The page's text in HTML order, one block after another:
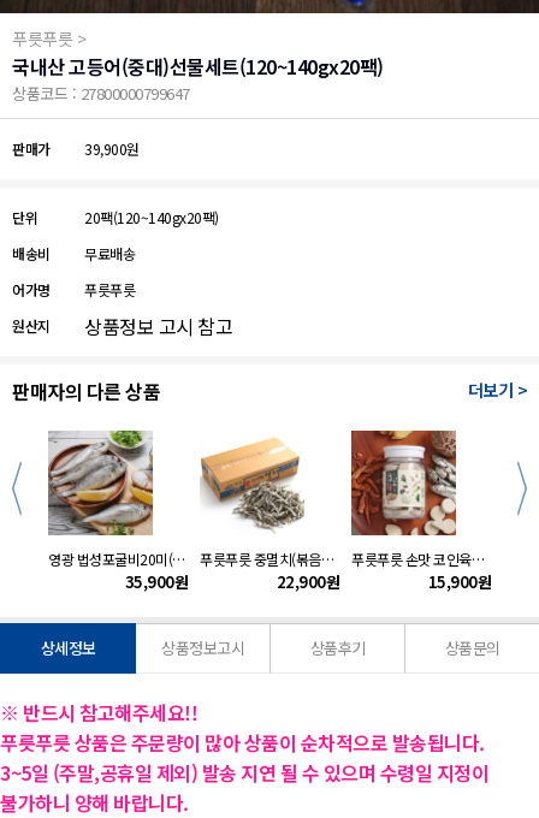
푸릇푸릇 >
국내산 고등어(중대)선물세트(120~140gx20팩)
상품코드 : 27800000799647
판매가 39,900원
단위
20팩(120~140gx20팩)
배송비
무료배송
어가명
푸릇푸릇
원산지
상품정보 고시 참고
판매자의 다른 상품
영광 법성포굴비20미(1.2kg내외)
35,900원
푸릇푸릇 중멸치(볶음용)1.5kg
22,900원
푸릇푸릇 손맛 코인육수1병(148g/4gx37정)
15,900원
더보기 >
상세정보 상품정보고시 상품후기 상품문의
※ 반드시 참고해주세요!!
푸릇푸릇 상품은 주문량이 많아 상품이 순차적으로 발송됩니다.
3~5일 (주말,공휴일 제외) 발송 지연 될 수 있으며 수령일 지정이
불가하니 양해 바랍니다.